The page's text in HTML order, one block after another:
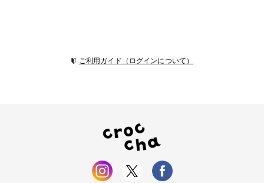
ご利用ガイド（ログインについて）